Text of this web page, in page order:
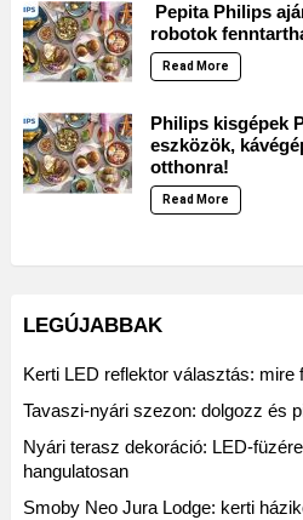
Pepita Philips
robotok
Read More
Philips kisgépek
eszközök,
otthonra!
Read More
LEGÚJABBAK
Kerti LED reflektor választás: mire
Tavaszi-nyári szezon: dolgozz és
Nyári terasz dekoráció: LED-
hangulatosan
Smoby Neo Jura Lodge: kerti